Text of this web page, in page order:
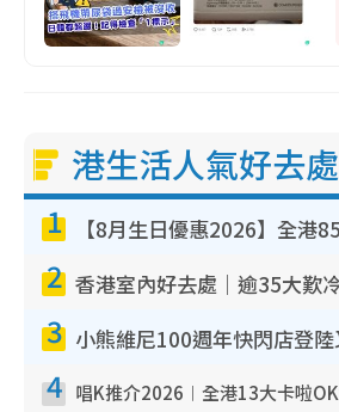
港生活人氣好去處
1
2
3
4